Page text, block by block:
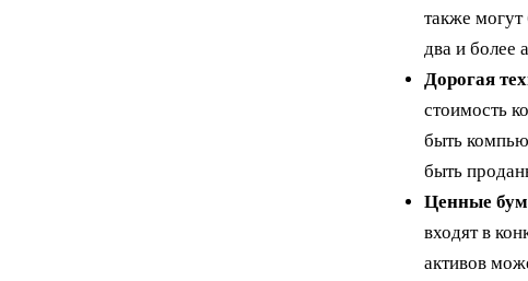
также
два и более
Дорогая
стоимость
быть
быть
Ценные
входят в
активов